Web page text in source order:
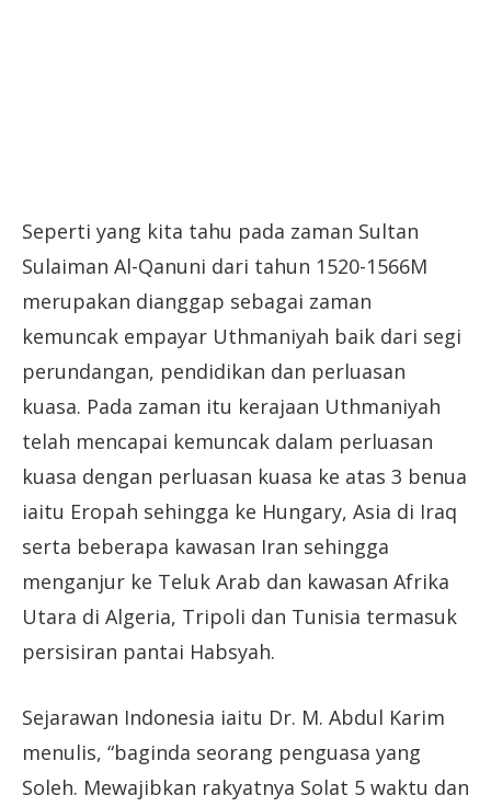
Seperti yang kita tahu pada zaman Sultan
Sulaiman Al-Qanuni dari tahun 1520-1566M
merupakan dianggap sebagai zaman
kemuncak empayar Uthmaniyah baik dari segi
perundangan, pendidikan dan perluasan
kuasa. Pada zaman itu kerajaan Uthmaniyah
telah mencapai kemuncak dalam perluasan
kuasa dengan perluasan kuasa ke atas 3 benua
iaitu Eropah sehingga ke Hungary, Asia di Iraq
serta beberapa kawasan Iran sehingga
menganjur ke Teluk Arab dan kawasan Afrika
Utara di Algeria, Tripoli dan Tunisia termasuk
persisiran pantai Habsyah.
Sejarawan Indonesia iaitu Dr. M. Abdul Karim
menulis, “baginda seorang penguasa yang
Soleh. Mewajibkan rakyatnya Solat 5 waktu dan